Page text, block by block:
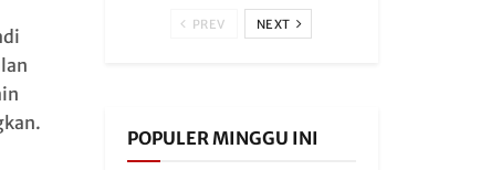
PREV NEXT
POPULER MINGGU INI